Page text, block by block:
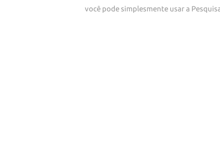
você pode simplesmente usar a